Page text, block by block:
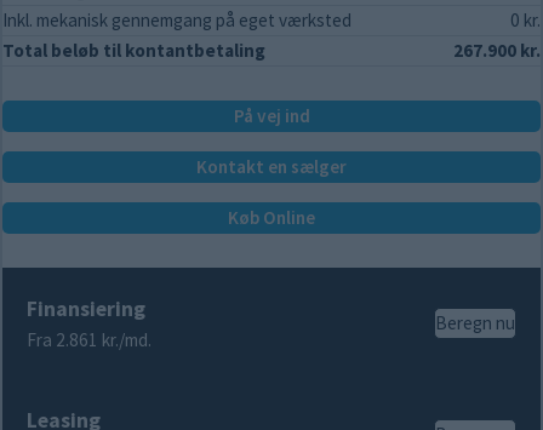
Inkl. mekanisk gennemgang på eget værksted
0 kr.
Total beløb til kontantbetaling
267.900 kr.
På vej ind
Kontakt en sælger
Køb Online
Finansiering
Fra 2.861 kr./md.
Beregn nu
Leasing